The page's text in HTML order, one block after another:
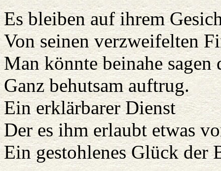
Es bleiben auf ihrem
Von seinen verzweifelten
Man könnte beinahe
Ganz behutsam auftrug.
Ein erklärbarer Dienst
Der es ihm erlaubt etwas
Ein gestohlenes Glück der